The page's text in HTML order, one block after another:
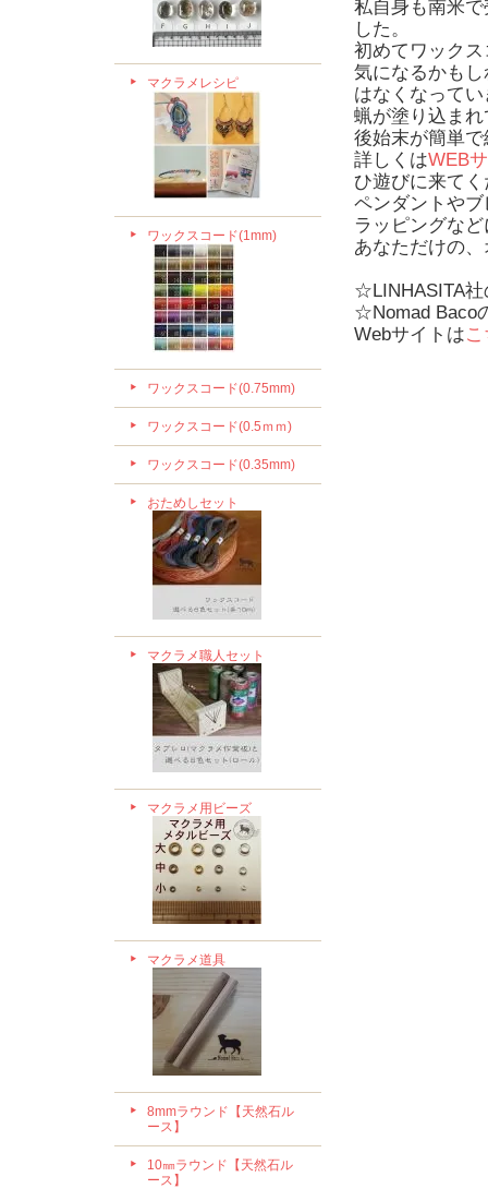
マクラメレシピ
ワックスコード(1mm)
ワックスコード(0.75mm)
ワックスコード(0.5ｍｍ)
ワックスコード(0.35mm)
おためしセット
マクラメ職人セット
マクラメ用ビーズ
マクラメ道具
8mmラウンド【天然石ル
ース】
10㎜ラウンド【天然石ル
ース】
私自身も南米
した。
初めてワック
気になるかも
はなくなって
蝋が塗り込ま
後始末が簡単
詳しくはWEB
ひ遊びに来て
ペンダントや
ラッピングな
あなただけの
☆LINHASITA社
☆Nomad Baco
Webサイトは